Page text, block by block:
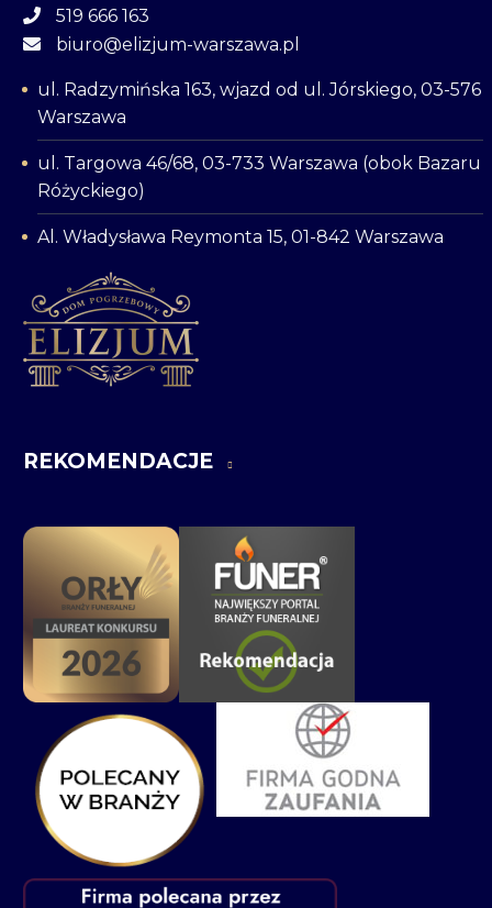
519 666 163
biuro@elizjum-warszawa.pl
ul. Radzymińska 163, wjazd od ul. Jórskiego, 03-576
Warszawa
ul. Targowa 46/68, 03-733 Warszawa (obok Bazaru
Różyckiego)
Al. Władysława Reymonta 15, 01-842 Warszawa
REKOMENDACJE